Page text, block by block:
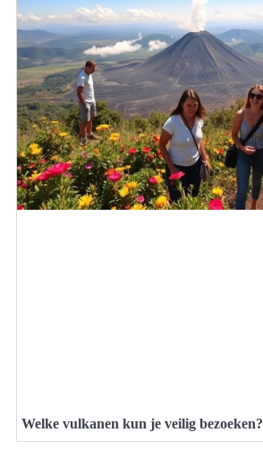
Welke vulkanen kun je veilig bezoeken?